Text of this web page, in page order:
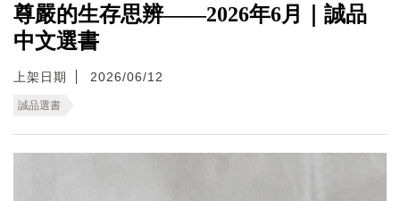
尊嚴的生存思辨——2026年6月｜誠品
中文選書
上架日期 2026/06/12
誠品選書